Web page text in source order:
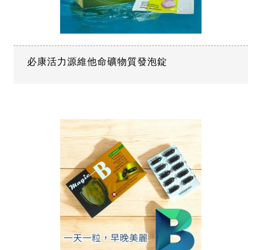
必康活力源維他命礦物質發泡錠